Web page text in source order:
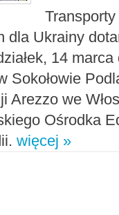
dla Ukrainy
14
Sokołowie
Arezzo we
Ośrodka
więcej »